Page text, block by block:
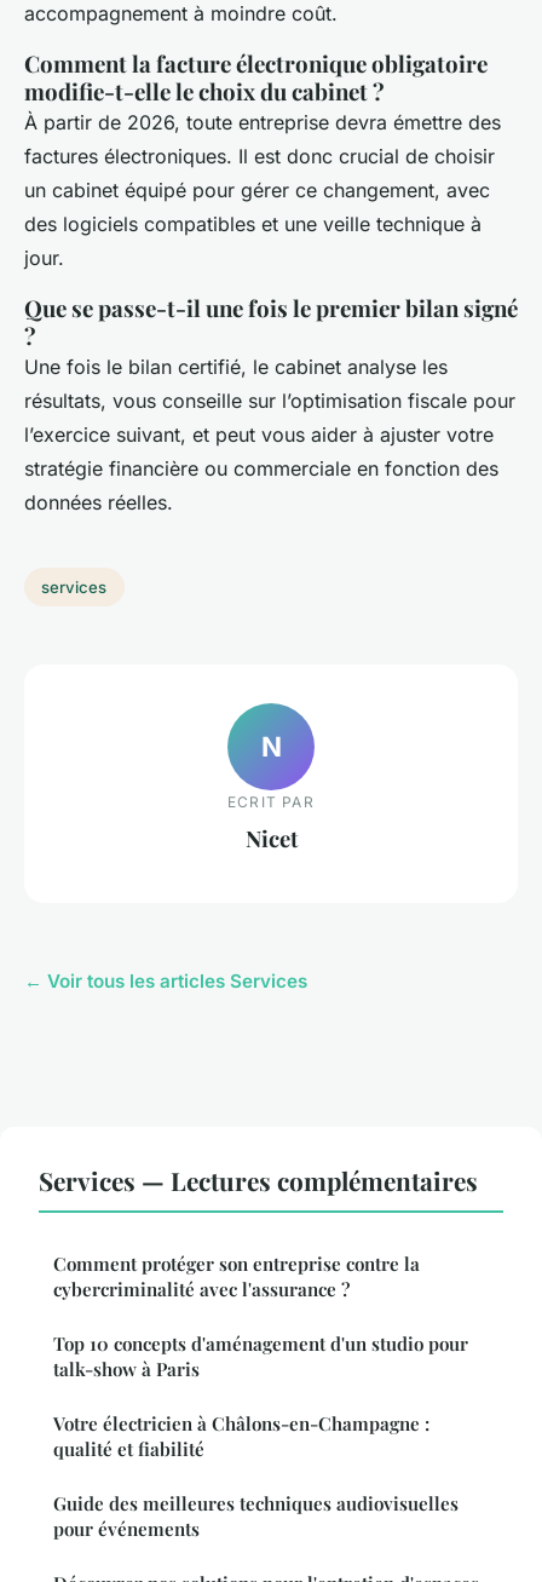
accompagnement à moindre coût.
Comment la facture électronique obligatoire
modifie-t-elle le choix du cabinet ?
À partir de 2026, toute entreprise devra émettre des
factures électroniques. Il est donc crucial de choisir
un cabinet équipé pour gérer ce changement, avec
des logiciels compatibles et une veille technique à
jour.
Que se passe-t-il une fois le premier bilan signé
?
Une fois le bilan certifié, le cabinet analyse les
résultats, vous conseille sur l’optimisation fiscale pour
l’exercice suivant, et peut vous aider à ajuster votre
stratégie financière ou commerciale en fonction des
données réelles.
services
N
ECRIT PAR
Nicet
← Voir tous les articles Services
Services — Lectures complémentaires
Comment protéger son entreprise contre la
cybercriminalité avec l'assurance ?
Top 10 concepts d'aménagement d'un studio pour
talk-show à Paris
Votre électricien à Châlons-en-Champagne :
qualité et fiabilité
Guide des meilleures techniques audiovisuelles
pour événements